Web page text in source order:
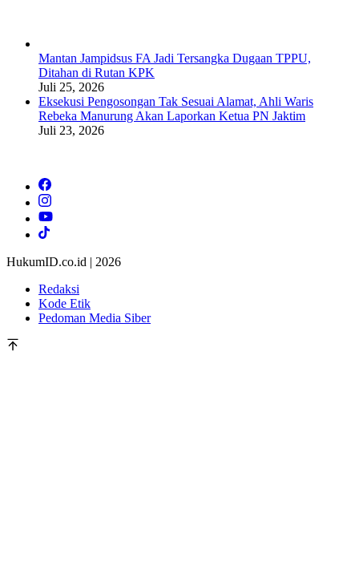
Mantan Jampidsus FA Jadi Tersangka Dugaan TPPU,
Ditahan di Rutan KPK
Juli 25, 2026
Eksekusi Pengosongan Tak Sesuai Alamat, Ahli Waris
Rebeka Manurung Akan Laporkan Ketua PN Jaktim
Juli 23, 2026
HukumID.co.id | 2026
Redaksi
Kode Etik
Pedoman Media Siber